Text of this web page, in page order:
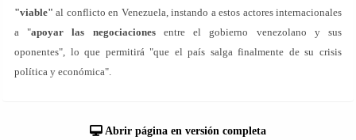
"viable" al conflicto en Venezuela, instando a estos actores internacionales
a "apoyar las negociacionesentre el gobierno venezolano y sus
oponentes", lo que permitirá "que el país salga finalmente de su crisis
política y económica".
Abrir página en versión completa